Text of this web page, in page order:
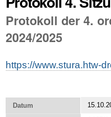
Protokoll der 4.
2024/2025
https://www.stura.htw-
Datum